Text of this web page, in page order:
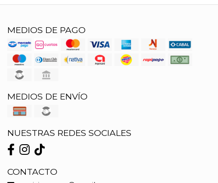
MEDIOS DE PAGO
MEDIOS DE ENVÍO
NUESTRAS REDES SOCIALES
CONTACTO